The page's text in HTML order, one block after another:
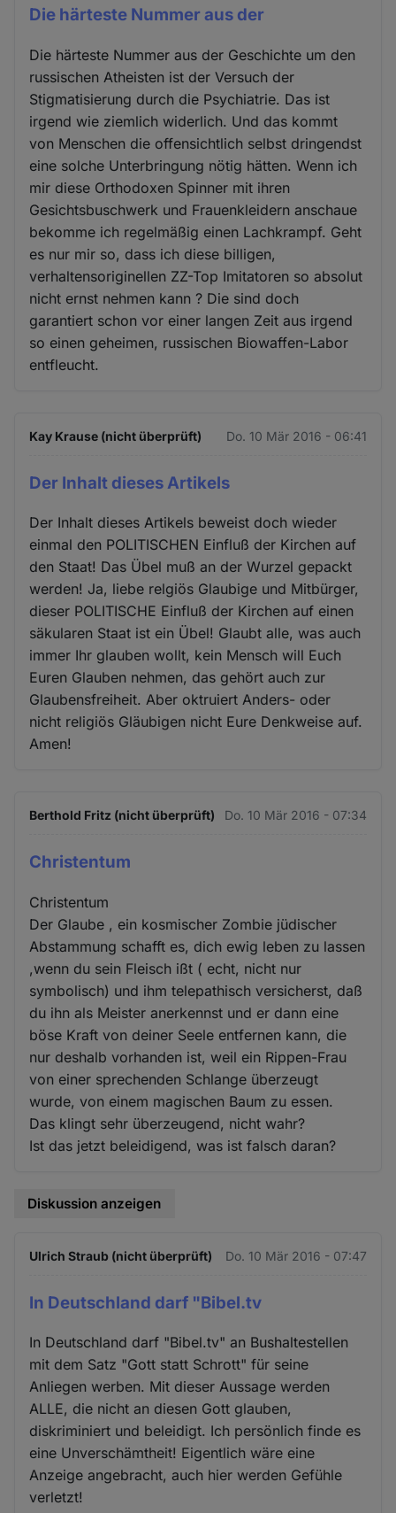
Die härteste Nummer aus der
Die härteste Nummer aus der Geschichte um den
russischen Atheisten ist der Versuch der
Stigmatisierung durch die Psychiatrie. Das ist
irgend wie ziemlich widerlich. Und das kommt
von Menschen die offensichtlich selbst dringendst
eine solche Unterbringung nötig hätten. Wenn ich
mir diese Orthodoxen Spinner mit ihren
Gesichtsbuschwerk und Frauenkleidern anschaue
bekomme ich regelmäßig einen Lachkrampf. Geht
es nur mir so, dass ich diese billigen,
verhaltensoriginellen ZZ-Top Imitatoren so absolut
nicht ernst nehmen kann ? Die sind doch
garantiert schon vor einer langen Zeit aus irgend
so einen geheimen, russischen Biowaffen-Labor
entfleucht.
Kay Krause (nicht überprüft) Do. 10 Mär 2016 - 06:41
Der Inhalt dieses Artikels
Der Inhalt dieses Artikels beweist doch wieder
einmal den POLITISCHEN Einfluß der Kirchen auf
den Staat! Das Übel muß an der Wurzel gepackt
werden! Ja, liebe relgiös Glaubige und Mitbürger,
dieser POLITISCHE Einfluß der Kirchen auf einen
säkularen Staat ist ein Übel! Glaubt alle, was auch
immer Ihr glauben wollt, kein Mensch will Euch
Euren Glauben nehmen, das gehört auch zur
Glaubensfreiheit. Aber oktruiert Anders- oder
nicht religiös Gläubigen nicht Eure Denkweise auf.
Amen!
Berthold Fritz (nicht überprüft) Do. 10 Mär 2016 - 07:34
Christentum
Christentum
Der Glaube , ein kosmischer Zombie jüdischer
Abstammung schafft es, dich ewig leben zu lassen
,wenn du sein Fleisch ißt ( echt, nicht nur
symbolisch) und ihm telepathisch versicherst, daß
du ihn als Meister anerkennst und er dann eine
böse Kraft von deiner Seele entfernen kann, die
nur deshalb vorhanden ist, weil ein Rippen-Frau
von einer sprechenden Schlange überzeugt
wurde, von einem magischen Baum zu essen.
Das klingt sehr überzeugend, nicht wahr?
Ist das jetzt beleidigend, was ist falsch daran?
Diskussion anzeigen
Ulrich Straub (nicht überprüft) Do. 10 Mär 2016 - 07:47
In Deutschland darf "Bibel.tv
In Deutschland darf "Bibel.tv" an Bushaltestellen
mit dem Satz "Gott statt Schrott" für seine
Anliegen werben. Mit dieser Aussage werden
ALLE, die nicht an diesen Gott glauben,
diskriminiert und beleidigt. Ich persönlich finde es
eine Unverschämtheit! Eigentlich wäre eine
Anzeige angebracht, auch hier werden Gefühle
verletzt!